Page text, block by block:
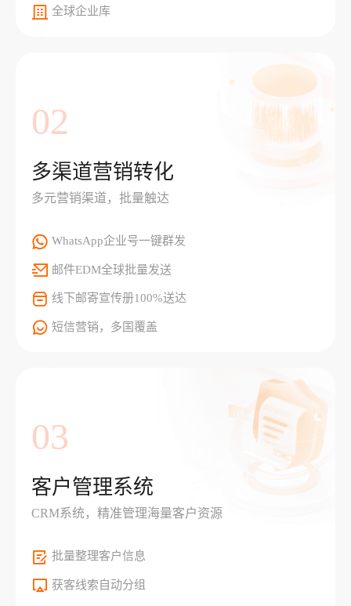
全球企业库
02
多渠道营销转化
多元营销渠道，批量触达
WhatsApp企业号一键群发
邮件EDM全球批量发送
线下邮寄宣传册100%送达
短信营销，多国覆盖
03
客户管理系统
CRM系统，精准管理海量客户资源
批量整理客户信息
获客线索自动分组